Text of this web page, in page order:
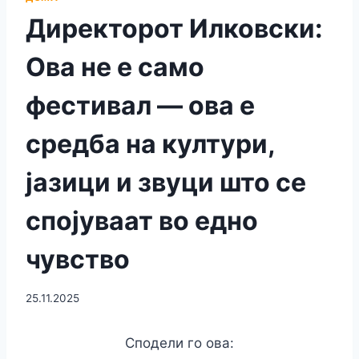
Директорот Илковски:
Ова не е само
фестивал — ова е
средба на култури,
јазици и звуци што се
спојуваат во едно
чувство
25.11.2025
Сподели го ова: